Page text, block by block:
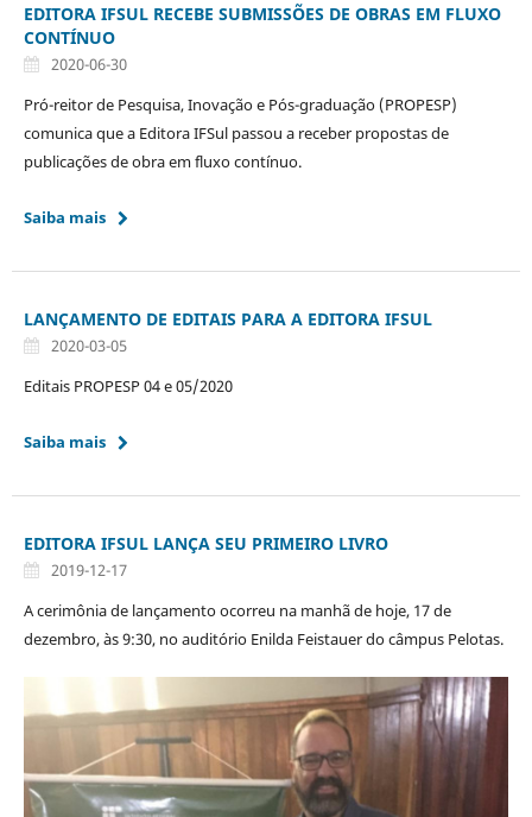
EDITORA IFSUL RECEBE SUBMISSÕES DE OBRAS EM FLUXO
CONTÍNUO
2020-06-30
Pró-reitor de Pesquisa, Inovação e Pós-graduação (PROPESP)
comunica que a Editora IFSul passou a receber propostas de
publicações de obra em fluxo contínuo.
Saiba mais
LANÇAMENTO DE EDITAIS PARA A EDITORA IFSUL
2020-03-05
Editais PROPESP 04 e 05/2020
Saiba mais
EDITORA IFSUL LANÇA SEU PRIMEIRO LIVRO
2019-12-17
A cerimônia de lançamento ocorreu na manhã de hoje, 17 de
dezembro, às 9:30, no auditório Enilda Feistauer do câmpus Pelotas.